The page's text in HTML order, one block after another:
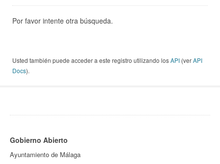
Por favor intente otra búsqueda.
Usted también puede acceder a este registro utilizando losAPI (verAPI
Docs).
Gobierno Abierto
Ayuntamiento de Málaga